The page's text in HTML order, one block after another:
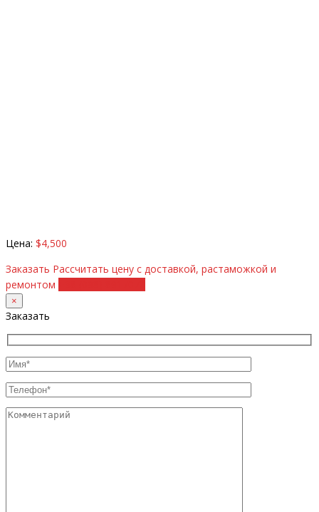
Цена: $4,500
Заказать Рассчитать цену с доставкой, растаможкой и
ремонтом
×
Заказать